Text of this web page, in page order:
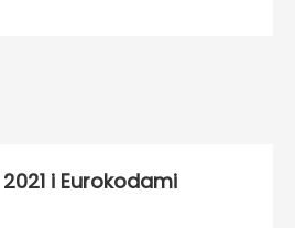
i Eurokodami